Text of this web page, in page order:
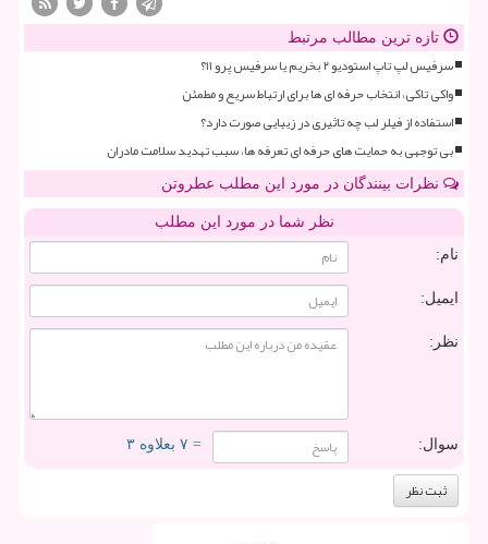
تازه ترین مطالب مرتبط
سرفیس لپ تاپ استودیو ۲ بخریم یا سرفیس پرو ۱۱؟
واکی تاکی، انتخاب حرفه ای ها برای ارتباط سریع و مطمئن
استفاده از فیلر لب چه تاثیری در زیبایی صورت دارد؟
بی توجهی به حمایت های حرفه ای تعرفه ها، سبب تهدید سلامت مادران
نظرات بینندگان در مورد این مطلب عطروتن
نظر شما در مورد این مطلب
نام:
ایمیل:
نظر:
سوال: = ۷ بعلاوه ۳